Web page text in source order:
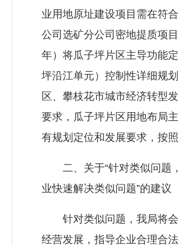
业用地原址建设项目需在符
公司选矿分公司密地提质项
年）将瓜子坪片区主导功能
坪沿江单元）控制性详细规
区、攀枝花市城市经济转型
要求，瓜子坪片区用地布局
有规划定位和发展要求，按
二、关于“针对类似问题，
业快速解决类似问题”的建议
针对类似问题，我局将会
经营发展，指导企业合理合